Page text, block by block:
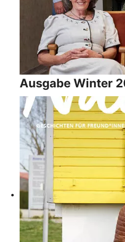
Ausgabe Winter